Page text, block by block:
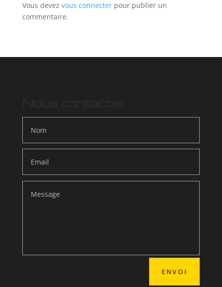
Vous devez vous connecterpour publier un
commentaire.
ENVOI